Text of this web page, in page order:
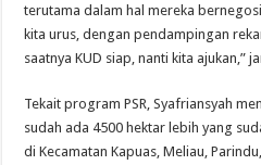
terutama dalam hal mereka
kita urus, dengan pendampingan
saatnya KUD siap, nanti kita ajukan,”
Tekait program PSR, Syafriansyah
sudah ada 4500 hektar lebih yang
di Kecamatan Kapuas, Meliau,